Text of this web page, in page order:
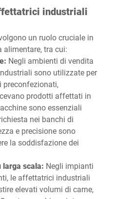
industriali
un ruolo cruciale in
tra cui:
Negli ambienti di vendita
sono utilizzate per
preconfezionati,
prodotti affettati in
sono essenziali
nei banchi di
e precisione sono
la soddisfazione dei
larga scala: Negli impianti
le affettatrici industriali
elevati volumi di carne,